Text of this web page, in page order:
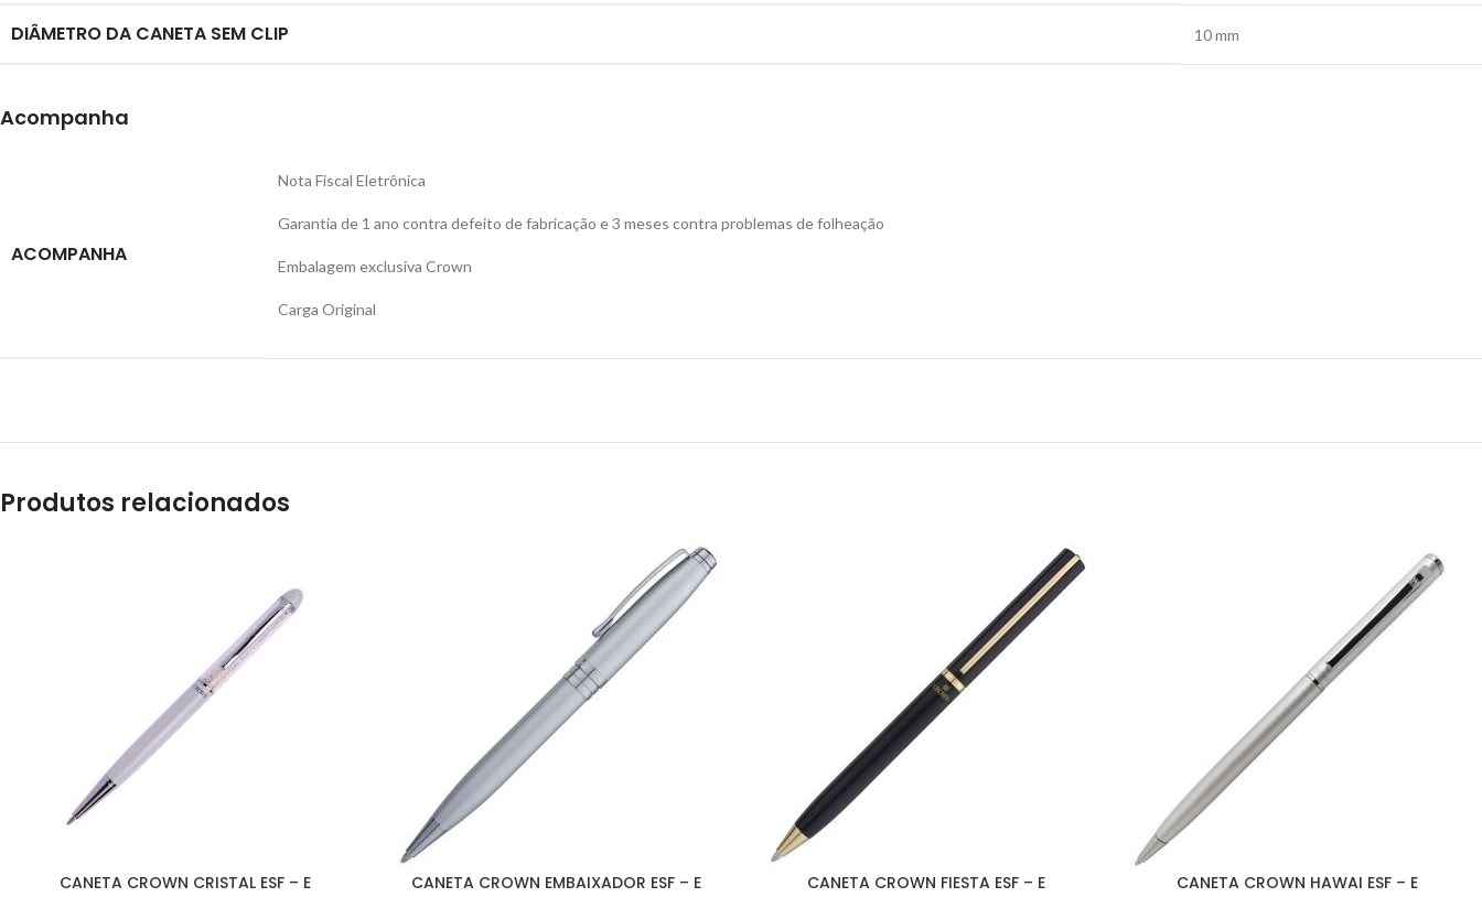
DIÂMETRO DA CANETA SEM CLIP 10 mm
Acompanha
ACOMPANHA
Nota Fiscal Eletrônica
Garantia de 1 ano contra defeito de fabricação e 3 meses contra problemas de folheação
Embalagem exclusiva Crown
Carga Original
Produtos relacionados
CANETA CROWN CRISTAL ESF – E CANETA CROWN EMBAIXADOR ESF – E CANETA CROWN FIESTA ESF – E CANETA CROWN HAWAI ESF – E